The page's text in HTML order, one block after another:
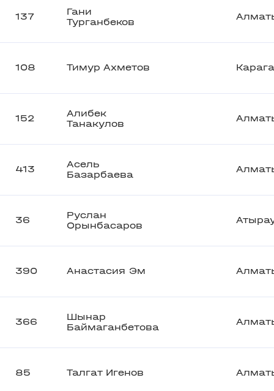
137
Гани
Турганбеков
108 Тимур Ахметов
152
Алибек
Танакулов
413
Асель
Базарбаева
36
Руслан
Орынбасаров
390 Анастасия Эм
366
Шынар
Баймаганбетова
85 Талгат Игенов